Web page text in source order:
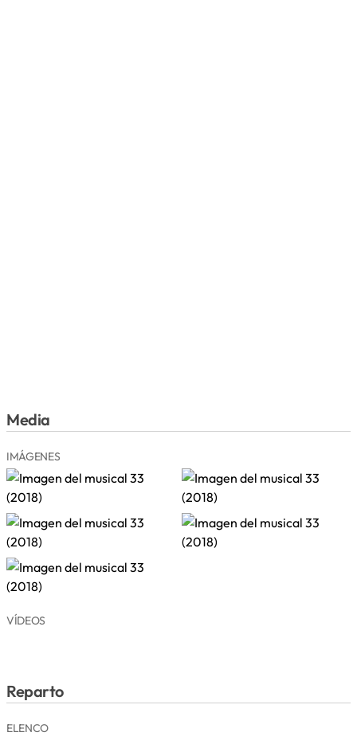
Media
IMÁGENES
VÍDEOS
Reparto
ELENCO